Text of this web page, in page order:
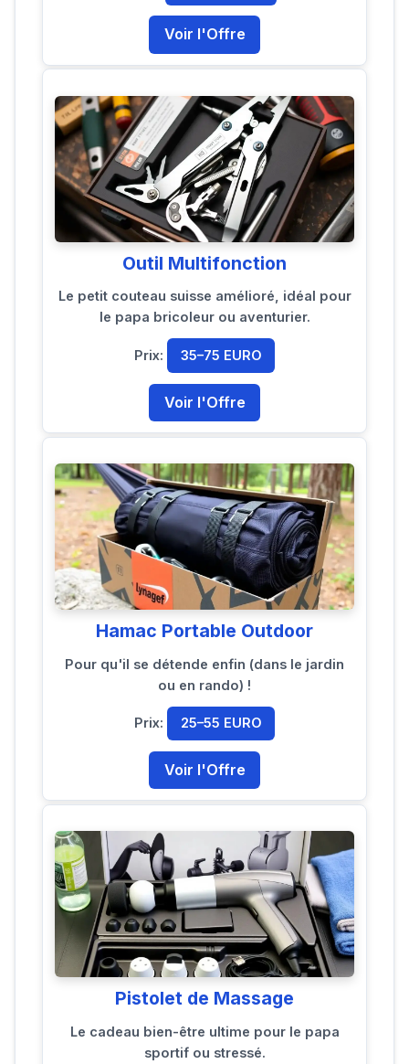
Voir l'Offre
Outil Multifonction
Le petit couteau suisse amélioré, idéal pour
le papa bricoleur ou aventurier.
Prix: 35–75 EURO
Voir l'Offre
Hamac Portable Outdoor
Pour qu'il se détende enfin (dans le jardin
ou en rando) !
Prix: 25–55 EURO
Voir l'Offre
Pistolet de Massage
Le cadeau bien-être ultime pour le papa
sportif ou stressé.